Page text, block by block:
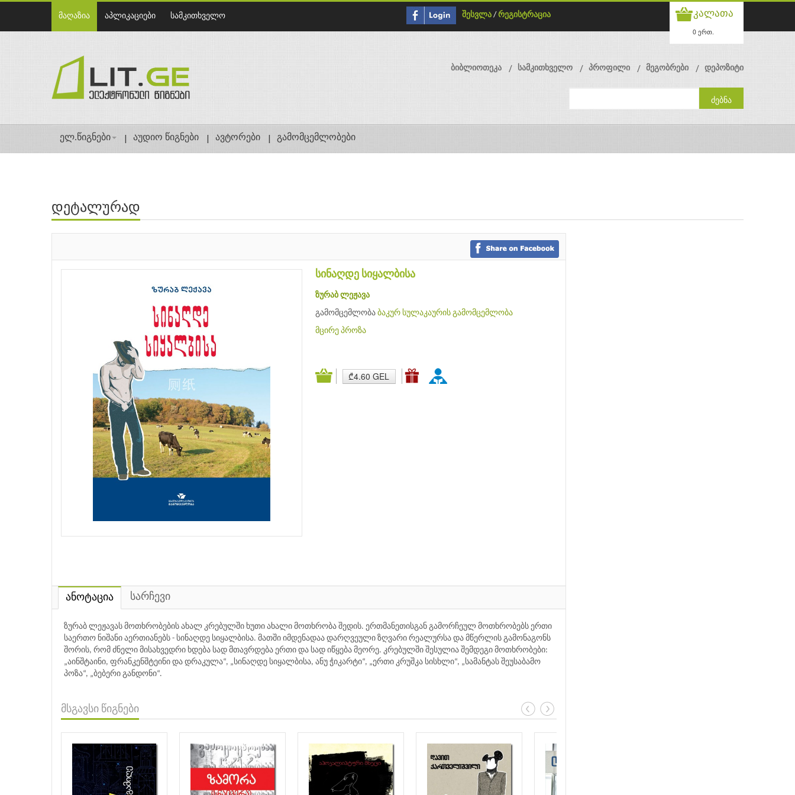
მაღაზია აპლიკაციები სამკითხველო შესვლა / რეგისტრაცია კალათა
0 ერთ.
ბიბლიოთეკა სამკითხველო პროფილი მეგობრები დეპოზიტი
ელ.წიგნები აუდიო წიგნები ავტორები გამომცემლობები
დეტალურად
სინაღდე სიყალბისა
ზურაბ ლეჟავა
გამომცემლობა ბაკურ სულაკაურის გამომცემლობა
მცირე პროზა
₾4.60 GEL
ანოტაცია სარჩევი
ზურაბ ლეჟავას მოთხრობების ახალ კრებულში ხუთი ახალი მოთხრობა შედის. ერთმანეთისგან გამორჩეულ მოთხრობებს ერთი
საერთო ნიშანი აერთიანებს - სინაღდე სიყალბისა. მათში იმდენადაა დარღვეული ზღვარი რეალურსა და მწერლის გამონაგონს
შორის, რომ ძნელი მისახვედრი ხდება სად მთავრდება ერთი და სად იწყება მეორე. კრებულში შესულია შემდეგი მოთხრობები:
„აინშტაინი, ფრანკენშტეინი და დრაკულა“, „სინაღდე სიყალბისა, ანუ ჭიკარტი“, „ერთი კრუშკა სისხლი“, „სამანტას შეუსაბამო
პოზა“, „ბებერი განდონი“.
მსგავსი წიგნები